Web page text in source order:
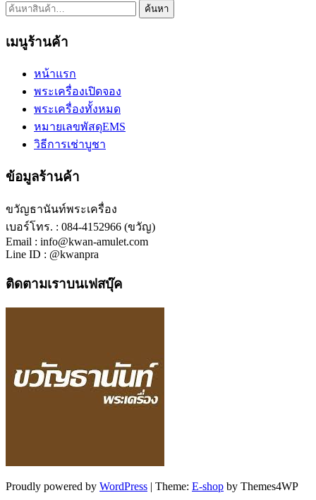
ค้นหา: ค้นหา
เมนูร้านค้า
หน้าแรก
พระเครื่องเปิดจอง
พระเครื่องทั้งหมด
หมายเลขพัสดุEMS
วิธีการเช่าบูชา
ข้อมูลร้านค้า
ขวัญธานันท์พระเครื่อง
เบอร์โทร. : 084-4152966 (ขวัญ)
Email : info@kwan-amulet.com
Line ID : @kwanpra
ติดตามเราบนเฟสบุ๊ค
Proudly powered by WordPress | Theme: E-shop by Themes4WP